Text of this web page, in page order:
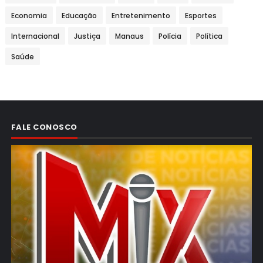
Economia Educação Entretenimento Esportes
Internacional Justiça Manaus Polícia Política
Saúde
FALE CONOSCO